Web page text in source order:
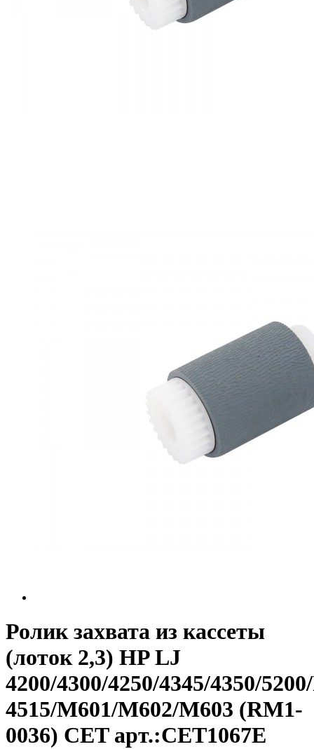
Ролик захвата из кассеты
(лоток 2,3) HP LJ
4200/4300/4250/4345/4350/
4515/M601/M602/M603 (RM1-
0036) CET арт.:CET1067E